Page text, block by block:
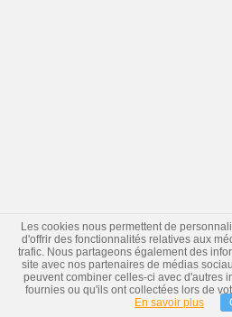
Les cookies nous permettent de
d'offrir des fonctionnalités relatives aux
trafic. Nous partageons également des
site avec nos partenaires de médias
peuvent combiner celles-ci avec d'autres
fournies ou qu'ils ont collectées lors de
En savoir plus